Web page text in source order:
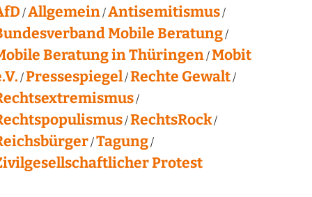
Allgemein Antisemitismus
Mobile Beratung
Beratung in Thüringen Mobit
Pressespiegel Rechte Gewalt
RechtsRock
Tagung
Protest